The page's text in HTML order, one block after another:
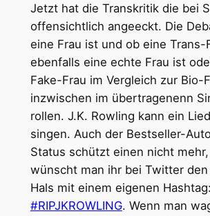
Jetzt hat die Transkritik die bei
offensichtlich angeeckt. Die
eine Frau ist und ob eine Trans-
ebenfalls eine echte Frau ist
Fake-Frau im Vergleich zur Bio-
inzwischen im übertragenenn
rollen. J.K. Rowling kann ein
singen. Auch der Bestseller-
Status schützt einen nicht
wünscht man ihr bei Twitter den
Hals mit einem eigenen Hashtag:
#RIPJKROWLING. Wenn man